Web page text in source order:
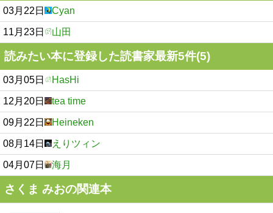
03月22日 Cyan
11月23日 山田
読みたい本に登録した読書家最新5件(5)
03月05日 HasHi
12月20日 tea time
09月22日 Heineken
08月14日 えりツィン
04月07日 海月
さくま みおの関連本